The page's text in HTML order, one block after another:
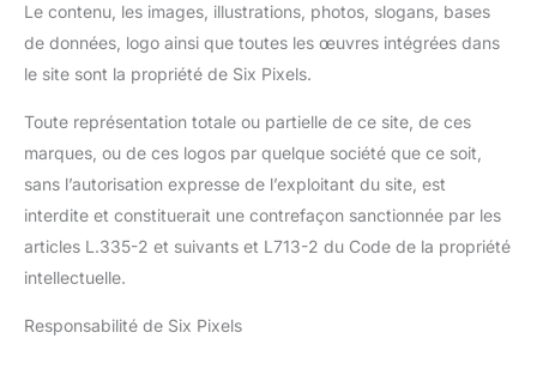
Le contenu, les images, illustrations, photos, slogans, bases
de données, logo ainsi que toutes les œuvres intégrées dans
le site sont la propriété de Six Pixels.
Toute représentation totale ou partielle de ce site, de ces
marques, ou de ces logos par quelque société que ce soit,
sans l’autorisation expresse de l’exploitant du site, est
interdite et constituerait une contrefaçon sanctionnée par les
articles L.335-2 et suivants et L713-2 du Code de la propriété
intellectuelle.
Responsabilité de Six Pixels